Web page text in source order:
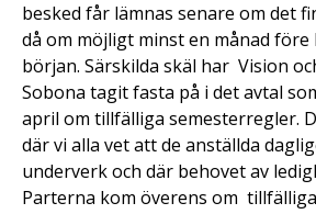
besked får lämnas senare om det
då om möjligt minst en månad före
början. Särskilda skäl har Vision
Sobona tagit fasta på i det avtal
april om tillfälliga semesterregler.
där vi alla vet att de anställda
underverk och där behovet av
Parterna kom överens om